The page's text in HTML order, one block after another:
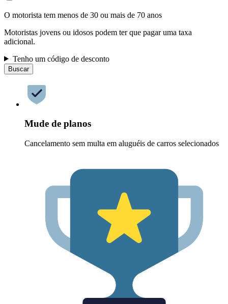
O motorista tem menos de 30 ou mais de 70 anos
Motoristas jovens ou idosos podem ter que pagar uma taxa
adicional.
Tenho um código de desconto
Buscar
Mude de planos
Cancelamento sem multa em aluguéis de carros selecionados